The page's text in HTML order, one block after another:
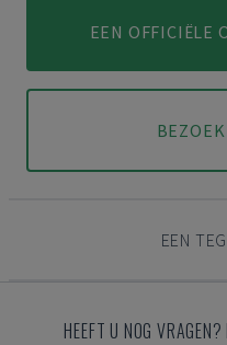
EEN OFFICIËLE
EEN
HEEFT U NOG